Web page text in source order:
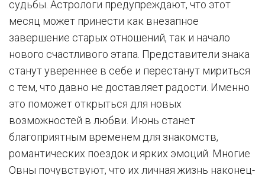
судьбы. Астрологи предупреждают, что этот
месяц может принести как внезапное
завершение старых отношений, так и начало
нового счастливого этапа. Представители знака
станут увереннее в себе и перестанут мириться
с тем, что давно не доставляет радости. Именно
это поможет открыться для новых
возможностей в любви. Июнь станет
благоприятным временем для знакомств,
романтических поездок и ярких эмоций. Многие
Овны почувствуют, что их личная жизнь наконец-